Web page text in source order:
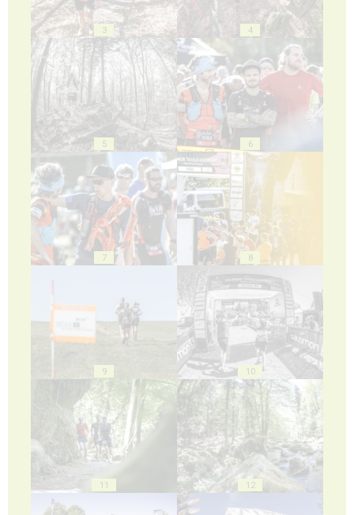
3 4
5 6
7 8
9 10
11 12